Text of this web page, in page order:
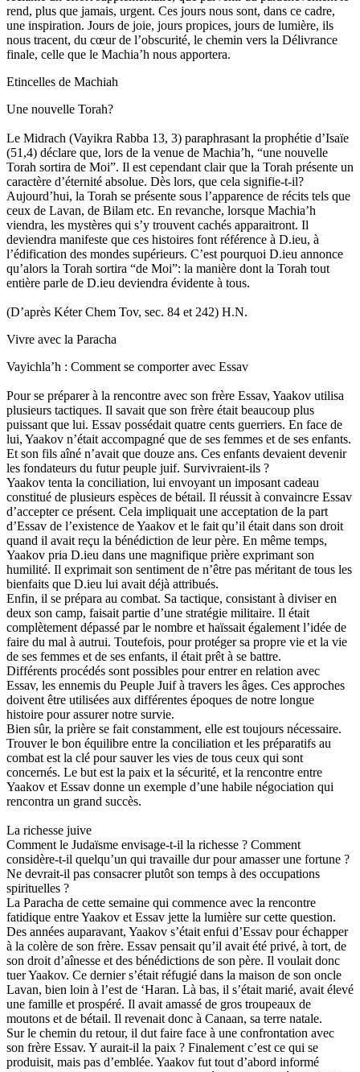
rend, plus que jamais, urgent. Ces jours nous sont, dans ce cadre,
une inspiration. Jours de joie, jours propices, jours de lumière, ils
nous tracent, du cœur de l’obscurité, le chemin vers la Délivrance
finale, celle que le Machia’h nous apportera.
Etincelles de Machiah
Une nouvelle Torah?
Le Midrach (Vayikra Rabba 13, 3) paraphrasant la prophétie d’Isaïe
(51,4) déclare que, lors de la venue de Machia’h, “une nouvelle
Torah sortira de Moi”. Il est cependant clair que la Torah présente un
caractère d’éternité absolue. Dès lors, que cela signifie-t-il?
Aujourd’hui, la Torah se présente sous l’apparence de récits tels que
ceux de Lavan, de Bilam etc. En revanche, lorsque Machia’h
viendra, les mystères qui s’y trouvent cachés apparaitront. Il
deviendra manifeste que ces histoires font référence à D.ieu, à
l’édification des mondes supérieurs. C’est pourquoi D.ieu annonce
qu’alors la Torah sortira “de Moi”: la manière dont la Torah tout
entière parle de D.ieu deviendra évidente à tous.
(D’après Kéter Chem Tov, sec. 84 et 242) H.N.
Vivre avec la Paracha
Vayichla’h : Comment se comporter avec Essav
Pour se préparer à la rencontre avec son frère Essav, Yaakov utilisa
plusieurs tactiques. Il savait que son frère était beaucoup plus
puissant que lui. Essav possédait quatre cents guerriers. En face de
lui, Yaakov n’était accompagné que de ses femmes et de ses enfants.
Et son fils aîné n’avait que douze ans. Ces enfants devaient devenir
les fondateurs du futur peuple juif. Survivraient-ils ?
Yaakov tenta la conciliation, lui envoyant un imposant cadeau
constitué de plusieurs espèces de bétail. Il réussit à convaincre Essav
d’accepter ce présent. Cela impliquait une acceptation de la part
d’Essav de l’existence de Yaakov et le fait qu’il était dans son droit
quand il avait reçu la bénédiction de leur père. En même temps,
Yaakov pria D.ieu dans une magnifique prière exprimant son
humilité. Il exprimait son sentiment de n’être pas méritant de tous les
bienfaits que D.ieu lui avait déjà attribués.
Enfin, il se prépara au combat. Sa tactique, consistant à diviser en
deux son camp, faisait partie d’une stratégie militaire. Il était
complètement dépassé par le nombre et haïssait également l’idée de
faire du mal à autrui. Toutefois, pour protéger sa propre vie et la vie
de ses femmes et de ses enfants, il était prêt à se battre.
Différents procédés sont possibles pour entrer en relation avec
Essav, les ennemis du Peuple Juif à travers les âges. Ces approches
doivent être utilisées aux différentes époques de notre longue
histoire pour assurer notre survie.
Bien sûr, la prière se fait constamment, elle est toujours nécessaire.
Trouver le bon équilibre entre la conciliation et les préparatifs au
combat est la clé pour sauver les vies de tous ceux qui sont
concernés. Le but est la paix et la sécurité, et la rencontre entre
Yaakov et Essav donne un exemple d’une habile négociation qui
rencontra un grand succès.
La richesse juive
Comment le Judaïsme envisage-t-il la richesse ? Comment
considère-t-il quelqu’un qui travaille dur pour amasser une fortune ?
Ne devrait-il pas consacrer plutôt son temps à des occupations
spirituelles ?
La Paracha de cette semaine qui commence avec la rencontre
fatidique entre Yaakov et Essav jette la lumière sur cette question.
Des années auparavant, Yaakov s’était enfui d’Essav pour échapper
à la colère de son frère. Essav pensait qu’il avait été privé, à tort, de
son droit d’aînesse et des bénédictions de son père. Il voulait donc
tuer Yaakov. Ce dernier s’était réfugié dans la maison de son oncle
Lavan, bien loin à l’est de ‘Haran. Là bas, il s’était marié, avait élevé
une famille et prospéré. Il avait amassé de gros troupeaux de
moutons et de bétail. Il revenait donc à Canaan, sa terre natale.
Sur le chemin du retour, il dut faire face à une confrontation avec
son frère Essav. Y aurait-il la paix ? Finalement c’est ce qui se
produisit, mais pas d’emblée. Yaakov fut tout d’abord informé